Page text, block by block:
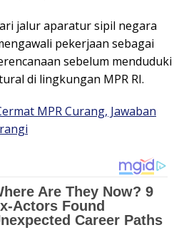
jalur aparatur sipil negara
pekerjaan sebagai
sebelum menduduki
di lingkungan MPR RI.
MPR Curang, Jawaban